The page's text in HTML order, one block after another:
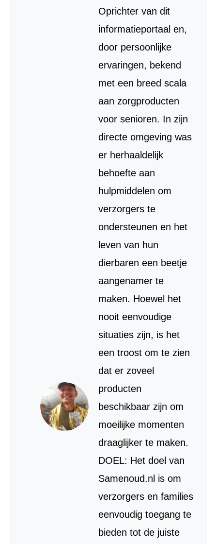
Oprichter van dit
informatieportaal en,
door persoonlijke
ervaringen, bekend
met een breed scala
aan zorgproducten
voor senioren. In zijn
directe omgeving was
er herhaaldelijk
behoefte aan
hulpmiddelen om
verzorgers te
ondersteunen en het
leven van hun
dierbaren een beetje
aangenamer te
maken. Hoewel het
nooit eenvoudige
situaties zijn, is het
een troost om te zien
dat er zoveel
producten
beschikbaar zijn om
moeilijke momenten
draaglijker te maken.
DOEL: Het doel van
Samenoud.nl is om
verzorgers en families
eenvoudig toegang te
bieden tot de juiste